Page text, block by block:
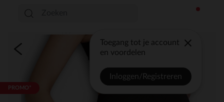
Toegang tot je account
en voordelen
Inloggen/Registreren
PROMO*